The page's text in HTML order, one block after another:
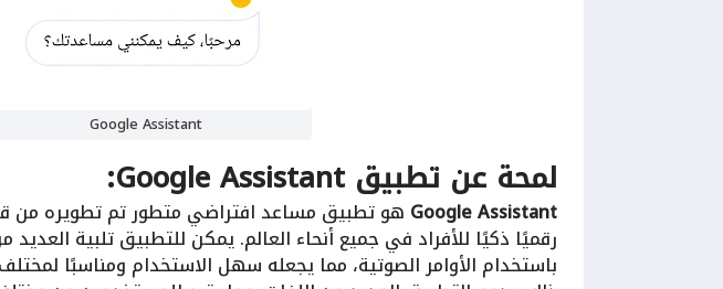
Google Assistant
لمحة عن تطبيق Google Assistant:
Google Assistant
رقميًا ذكيًا للأفراد في جميع أنحاء العالم. يمكن للتطبيق تلبية
باستخدام الأوامر الصوتية، مما يجعله سهل الاستخدام ومناسبًا